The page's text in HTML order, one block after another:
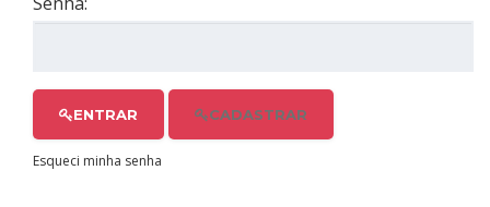
ENTRAR CADASTRAR
Esqueci minha senha